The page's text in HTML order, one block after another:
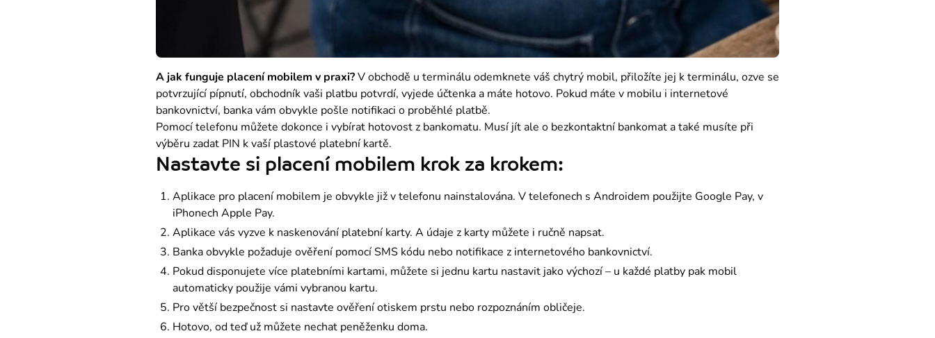
A jak funguje placení mobilem v praxi? V obchodě u terminálu odemknete váš chytrý mobil, přiložíte jej k terminálu, ozve se
potvrzující pípnutí, obchodník vaši platbu potvrdí, vyjede účtenka a máte hotovo. Pokud máte v mobilu i internetové
bankovnictví, banka vám obvykle pošle notifikaci o proběhlé platbě.
Pomocí telefonu můžete dokonce i vybírat hotovost z bankomatu. Musí jít ale o bezkontaktní bankomat a také musíte při
výběru zadat PIN k vaší plastové platební kartě.
Nastavte si placení mobilem krok za krokem:
Aplikace pro placení mobilem je obvykle již v telefonu nainstalována. V telefonech s Androidem použijte Google Pay, v
iPhonech Apple Pay.
Aplikace vás vyzve k naskenování platební karty. A údaje z karty můžete i ručně napsat.
Banka obvykle požaduje ověření pomocí SMS kódu nebo notifikace z internetového bankovnictví.
Pokud disponujete více platebními kartami, můžete si jednu kartu nastavit jako výchozí – u každé platby pak mobil
automaticky použije vámi vybranou kartu.
Pro větší bezpečnost si nastavte ověření otiskem prstu nebo rozpoznáním obličeje.
Hotovo, od teď už můžete nechat peněženku doma.